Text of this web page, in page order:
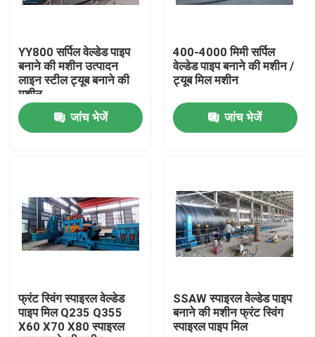
हमारे बारे में
कारखाने का दौरा
हमसे संपर्क करें
एक उद्धरण का अनुरोध करें
वायर एक्सट्रूडर मशीन
YY800 सर्पिल वेल्डेड पाइप
बनाने की मशीन उत्पादन
लाइन स्टील ट्यूब बनाने की
मशीन
जांच भेजें
400-4000 मिमी सर्पिल
वेल्डेड पाइप बनाने की मशीन /
ट्यूब मिल मशीन
जांच भेजें
फ्रंट स्विंग स्पाइरल वेल्डेड
पाइप मिल Q235 Q355
X60 X70 X80 स्पाइरल
SSAW स्पाइरल वेल्डेड पाइप
बनाने की मशीन फ्रंट स्विंग
स्पाइरल पाइप मिल